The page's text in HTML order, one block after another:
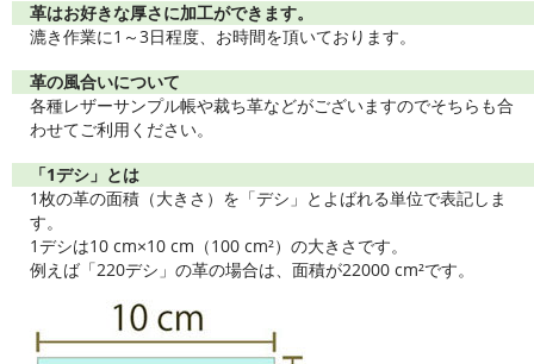
革はお好きな厚さに加工ができます。
漉き作業に1～3日程度、お時間を頂いております。
革の風合いについて
各種レザーサンプル帳や裁ち革などがございますのでそちらも合
わせてご利用ください。
「1デシ」とは
1枚の革の面積（大きさ）を「デシ」とよばれる単位で表記しま
す。
1デシは10 cm×10 cm（100 cm²）の大きさです。
例えば「220デシ」の革の場合は、面積が22000 cm²です。